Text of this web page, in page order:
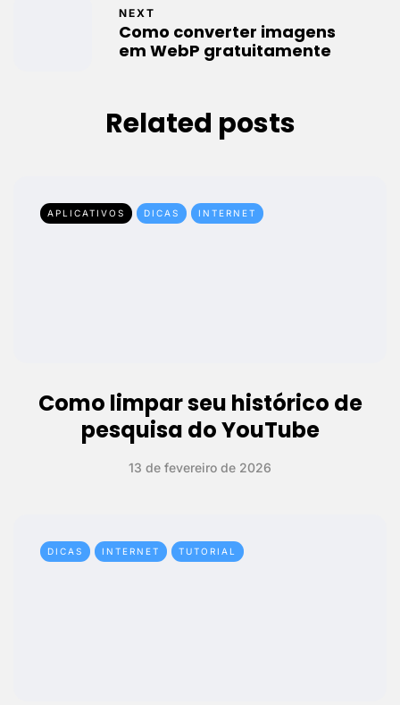
NEXT
Como converter imagens
em WebP gratuitamente
Related posts
APLICATIVOS DICAS INTERNET
Como limpar seu histórico de
pesquisa do YouTube
13 de fevereiro de 2026
DICAS INTERNET TUTORIAL